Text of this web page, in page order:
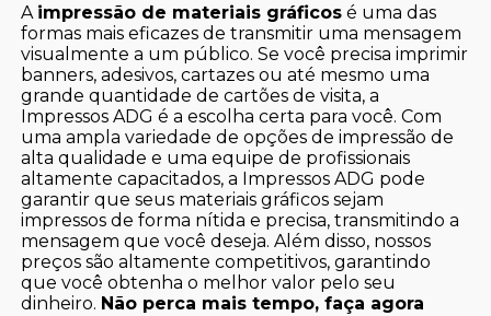
A impressão de materiais gráficos é uma das
formas mais eficazes de transmitir uma mensagem
visualmente a um público. Se você precisa imprimir
banners, adesivos, cartazes ou até mesmo uma
grande quantidade de cartões de visita, a
Impressos ADG é a escolha certa para você. Com
uma ampla variedade de opções de impressão de
alta qualidade e uma equipe de profissionais
altamente capacitados, a Impressos ADG pode
garantir que seus materiais gráficos sejam
impressos de forma nítida e precisa, transmitindo a
mensagem que você deseja. Além disso, nossos
preços são altamente competitivos, garantindo
que você obtenha o melhor valor pelo seu
dinheiro. Não perca mais tempo, faça agora